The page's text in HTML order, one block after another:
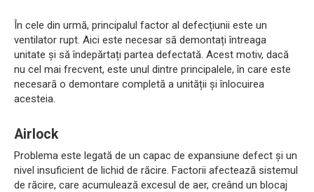
În cele din urmă, principalul factor al defecțiunii este un
ventilator rupt. Aici este necesar să demontați întreaga
unitate și să îndepărtați partea defectată. Acest motiv, dacă
nu cel mai frecvent, este unul dintre principalele, în care este
necesară o demontare completă a unității și înlocuirea
acesteia.
Airlock
Problema este legată de un capac de expansiune defect și un
nivel insuficient de lichid de răcire. Factorii afectează sistemul
de răcire, care acumulează excesul de aer, creând un blocaj